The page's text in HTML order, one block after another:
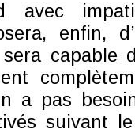
avec
enfin,
capable
a pas
suivant